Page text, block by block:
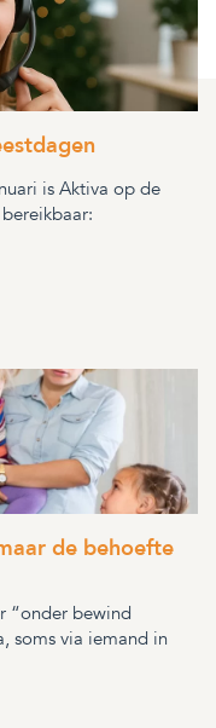
is Aktiva op de
de behoefte
“onder bewind
soms via iemand in